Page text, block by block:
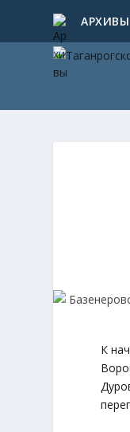
АРХИВЫ
К